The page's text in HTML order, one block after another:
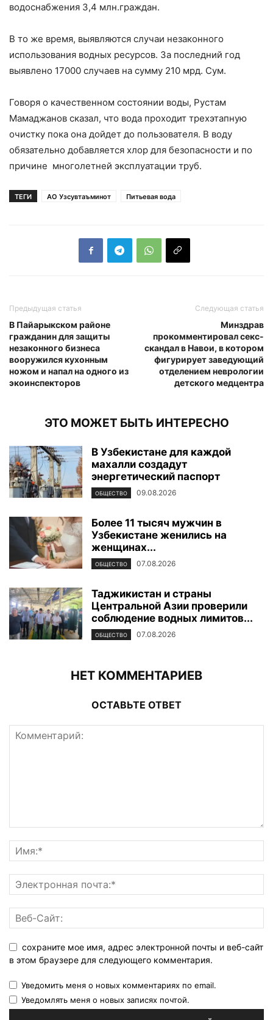
водоснабжения 3,4 млн.граждан.
В то же время, выявляются случаи незаконного
использования водных ресурсов. За последний год
выявлено 17000 случаев на сумму 210 мрд. Сум.
Говоря о качественном состоянии воды, Рустам
Мамаджанов сказал, что вода проходит трехэтапную
очистку пока она дойдет до пользователя. В воду
обязательно добавляется хлор для безопасности и по
причине многолетней эксплуатации труб.
ТЕГИ АО Узсувтаъминот Питьевая вода
Предыдущая статья
В Пайарыкском районе
гражданин для защиты
незаконного бизнеса
вооружился кухонным
ножом и напал на одного из
экоинспекторов
Следующая статья
Минздрав
прокомментировал секс-
скандал в Навои, в котором
фигурирует заведующий
отделением неврологии
детского медцентра
ЭТО МОЖЕТ БЫТЬ ИНТЕРЕСНО
В Узбекистане для каждой
махалли создадут
энергетический паспорт
ОБЩЕСТВО 09.08.2026
Более 11 тысяч мужчин в
Узбекистане женились на
женщинах...
ОБЩЕСТВО 07.08.2026
Таджикистан и страны
Центральной Азии проверили
соблюдение водных лимитов...
ОБЩЕСТВО 07.08.2026
НЕТ КОММЕНТАРИЕВ
ОСТАВЬТЕ ОТВЕТ
сохраните мое имя, адрес электронной почты и веб-сайт
в этом браузере для следующего комментария.
Уведомить меня о новых комментариях по email.
Уведомлять меня о новых записях почтой.